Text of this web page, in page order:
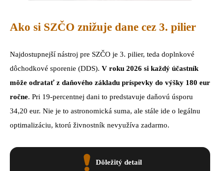
Ako si SZČO znižuje dane cez 3. pilier
Najdostupnejší nástroj pre SZČO je 3. pilier, teda doplnkové
dôchodkové sporenie (DDS). V roku 2026 si každý účastník
môže odratať z daňového základu príspevky do výšky 180 eur
ročne. Pri 19-percentnej dani to predstavuje daňovú úsporu
34,20 eur. Nie je to astronomická suma, ale stále ide o legálnu
optimalizáciu, ktorú živnostník nevyužíva zadarmo.
Dôležitý detail